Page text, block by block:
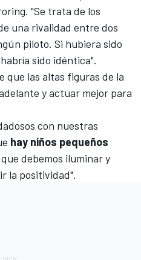
"Se trata de los
una rivalidad entre dos
piloto. Si hubiera sido
sido idéntica".
que las altas figuras de la
y actuar mejor para
con nuestras
hay niños pequeños
debemos iluminar y
la positividad".